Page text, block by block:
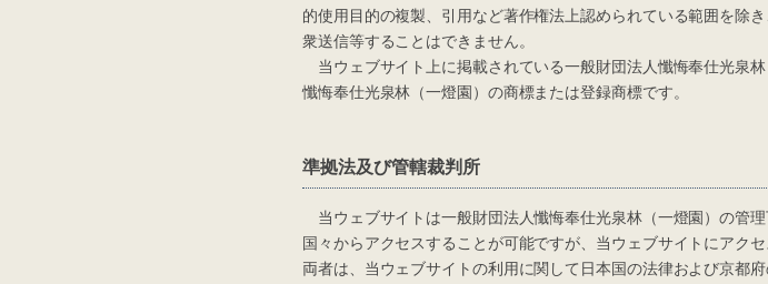
的使用目的の複製、引用など著作権法上認められている範囲を除
衆送信等することはできません。
当ウェブサイト上に掲載されている一般財団法人懺悔奉仕光泉
懺悔奉仕光泉林（一燈園）の商標または登録商標です。
準拠法及び管轄裁判所
当ウェブサイトは一般財団法人懺悔奉仕光泉林（一燈園）の管
国々からアクセスすることが可能ですが、当ウェブサイトにアク
両者は、当ウェブサイトの利用に関して日本国の法律および京都